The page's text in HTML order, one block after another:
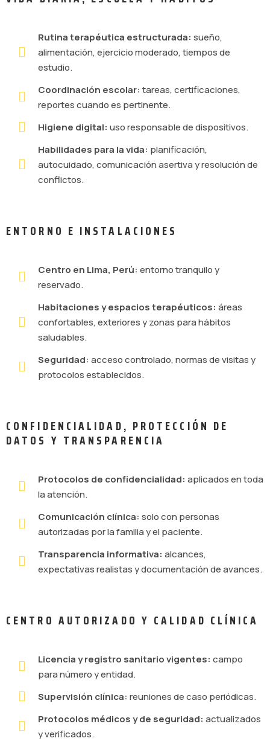
Rutina terapéutica estructurada: sueño,
alimentación, ejercicio moderado, tiempos de
estudio.
Coordinación escolar: tareas, certificaciones,
reportes cuando es pertinente.
Higiene digital: uso responsable de dispositivos.
Habilidades para la vida: planificación,
autocuidado, comunicación asertiva y resolución de
conflictos.
ENTORNO E INSTALACIONES
Centro en Lima, Perú: entorno tranquilo y
reservado.
Habitaciones y espacios terapéuticos: áreas
confortables, exteriores y zonas para hábitos
saludables.
Seguridad: acceso controlado, normas de visitas y
protocolos establecidos.
CONFIDENCIALIDAD, PROTECCIÓN DE
DATOS Y TRANSPARENCIA
Protocolos de confidencialidad: aplicados en toda
la atención.
Comunicación clínica: solo con personas
autorizadas por la familia y el paciente.
Transparencia informativa: alcances,
expectativas realistas y documentación de avances.
CENTRO AUTORIZADO Y CALIDAD CLÍNICA
Licencia y registro sanitario vigentes: campo
para número y entidad.
Supervisión clínica: reuniones de caso periódicas.
Protocolos médicos y de seguridad: actualizados
y verificados.